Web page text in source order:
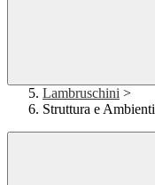
Lambruschini >
Struttura e Ambienti